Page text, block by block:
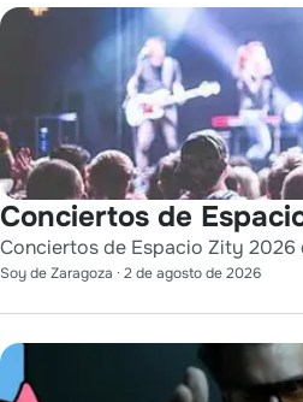
Conciertos de
Conciertos de Espacio Zity
Soy de Zaragoza · 2 de agosto de 2026